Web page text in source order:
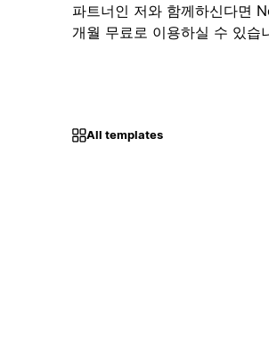
파트너인 저와 함께하신다면
개월 무료로 이용하실 수 있
All templates